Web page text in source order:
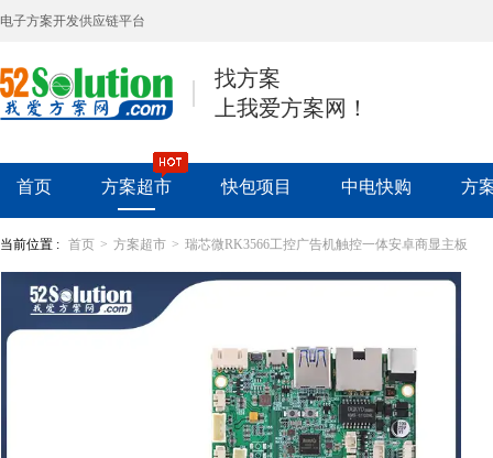
电子方案开发供应链平台
找方案
上我爱方案网！
首页 方案超市 快包项目 中电快购 方
当前位置 : 首页 > 方案超市 > 瑞芯微RK3566工控广告机触控一体安卓商显主板